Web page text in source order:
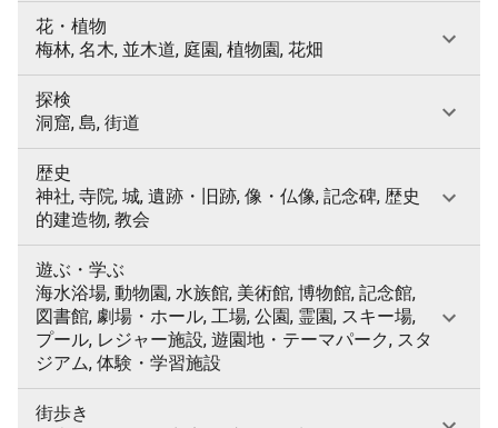
花・植物
梅林, 名木, 並木道, 庭園, 植物園, 花畑
探検
洞窟, 島, 街道
歴史
神社, 寺院, 城, 遺跡・旧跡, 像・仏像, 記念碑, 歴史
的建造物, 教会
遊ぶ・学ぶ
海水浴場, 動物園, 水族館, 美術館, 博物館, 記念館,
図書館, 劇場・ホール, 工場, 公園, 霊園, スキー場,
プール, レジャー施設, 遊園地・テーマパーク, スタ
ジアム, 体験・学習施設
街歩き